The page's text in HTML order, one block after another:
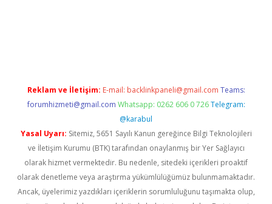
Reklam ve İletişim: E-mail: backlinkpaneli@gmail.com Teams:
forumhizmeti@gmail.com Whatsapp: 0262 606 0 726 Telegram:
@karabul
Yasal Uyarı: Sitemiz, 5651 Sayılı Kanun gereğince Bilgi Teknolojileri
ve İletişim Kurumu (BTK) tarafından onaylanmış bir Yer Sağlayıcı
olarak hizmet vermektedir. Bu nedenle, sitedeki içerikleri proaktif
olarak denetleme veya araştırma yükümlülüğümüz bulunmamaktadır.
Ancak, üyelerimiz yazdıkları içeriklerin sorumluluğunu taşımakta olup,